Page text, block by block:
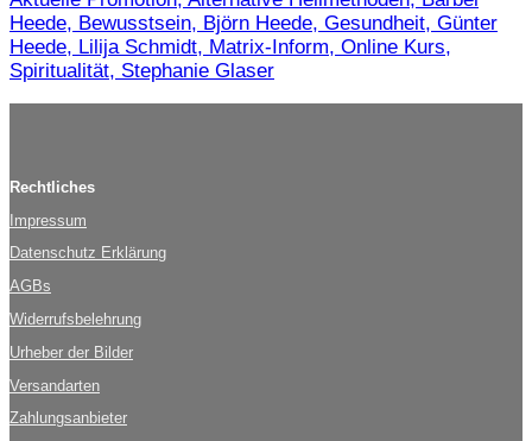
Heede, Bewusstsein, Björn Heede, Gesundheit, Günter
Heede, Lilija Schmidt, Matrix-Inform, Online Kurs,
Spiritualität, Stephanie Glaser
Rechtliches
Impressum
Datenschutz Erklärung
AGBs
Widerrufsbelehrung
Urheber der Bilder
Versandarten
Zahlungsanbieter